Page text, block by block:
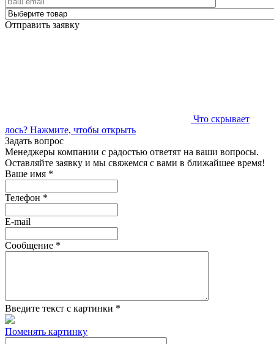
Отправить заявку
Что скрывает
лось? Нажмите, чтобы открыть
Задать вопрос
Менеджеры компании с радостью ответят на ваши вопросы.
Оставляйте заявку и мы свяжемся с вами в ближайшее время!
Ваше имя *
Телефон *
E-mail
Сообщение *
Введите текст с картинки *
Поменять картинку